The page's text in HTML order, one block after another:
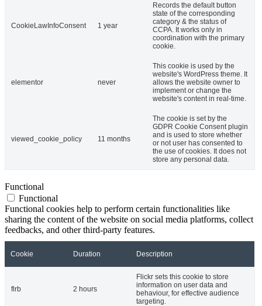
CookieLawInfoConsent 1 year
Records the default button
state of the corresponding
category & the status of
CCPA. It works only in
coordination with the primary
cookie.
elementor never
This cookie is used by the
website's WordPress theme. It
allows the website owner to
implement or change the
website's content in real-time.
viewed_cookie_policy 11 months
The cookie is set by the
GDPR Cookie Consent plugin
and is used to store whether
or not user has consented to
the use of cookies. It does not
store any personal data.
Functional
Functional
Functional cookies help to perform certain functionalities like
sharing the content of the website on social media platforms, collect
feedbacks, and other third-party features.
Cookie Duration Description
flrb 2 hours
Flickr sets this cookie to store
information on user data and
behaviour, for effective audience
targeting.